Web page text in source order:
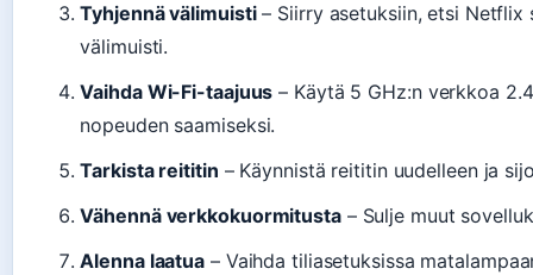
Tyhjennä välimuisti– Siirry asetuksiin, etsi Netflix
välimuisti.
Vaihda Wi-Fi-taajuus – Käytä 5 GHz:n verkkoa
nopeuden saamiseksi.
Tarkista reititin – Käynnistä reititin uudelleen ja
Vähennä verkkokuormitusta– Sulje muut
Alenna laatua – Vaihda tiliasetuksissa